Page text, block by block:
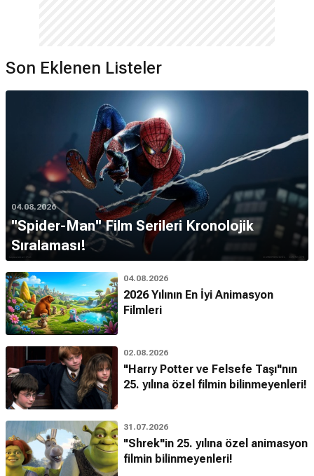
Son Eklenen Listeler
04.08.2026
''Spider-Man'' Film Serileri Kronolojik
Sıralaması!
04.08.2026
2026 Yılının En İyi Animasyon
Filmleri
02.08.2026
"Harry Potter ve Felsefe Taşı"nın
25. yılına özel filmin bilinmeyenleri!
31.07.2026
"Shrek"in 25. yılına özel animasyon
filmin bilinmeyenleri!